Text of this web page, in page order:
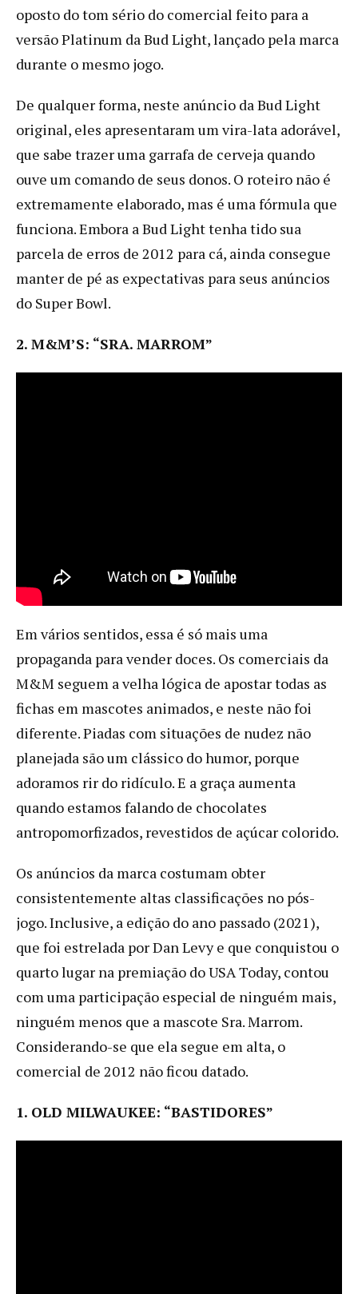
oposto do tom sério do comercial feito para a
versão Platinum da Bud Light, lançado pela marca
durante o mesmo jogo.
De qualquer forma, neste anúncio da Bud Light
original, eles apresentaram um vira-lata adorável,
que sabe trazer uma garrafa de cerveja quando
ouve um comando de seus donos. O roteiro não é
extremamente elaborado, mas é uma fórmula que
funciona. Embora a Bud Light tenha tido sua
parcela de erros de 2012 para cá, ainda consegue
manter de pé as expectativas para seus anúncios
do Super Bowl.
2. M&M’S: “SRA. MARROM”
Em vários sentidos, essa é só mais uma
propaganda para vender doces. Os comerciais da
M&M seguem a velha lógica de apostar todas as
fichas em mascotes animados, e neste não foi
diferente. Piadas com situações de nudez não
planejada são um clássico do humor, porque
adoramos rir do ridículo. E a graça aumenta
quando estamos falando de chocolates
antropomorfizados, revestidos de açúcar colorido.
Os anúncios da marca costumam obter
consistentemente altas classificações no pós-
jogo. Inclusive, a edição do ano passado (2021),
que foi estrelada por Dan Levy e que conquistou o
quarto lugar na premiação do USA Today, contou
com uma participação especial de ninguém mais,
ninguém menos que a mascote Sra. Marrom.
Considerando-se que ela segue em alta, o
comercial de 2012 não ficou datado.
1. OLD MILWAUKEE: “BASTIDORES”